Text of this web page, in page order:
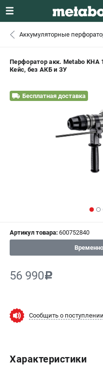
СРАВНЕНИЕ ( 0 )
ВХОД ИЛИ
ЗАКАЗАТЬ ЗАПЧАСТЬ
+7 (911) 360-06-14 | +7
- ЗАКАЗ ЗАПЧАСТЕЙ
САНКТ-ПЕТЕРБУРГ
0 ₽
Аккумуляторные
Перфоратор акк. Metabo KHA
Кейс, без АКБ и ЗУ
Бесплатная доставка
Артикул товара: 600752840
56 990c
Сообщить о поступлении
Характеристики